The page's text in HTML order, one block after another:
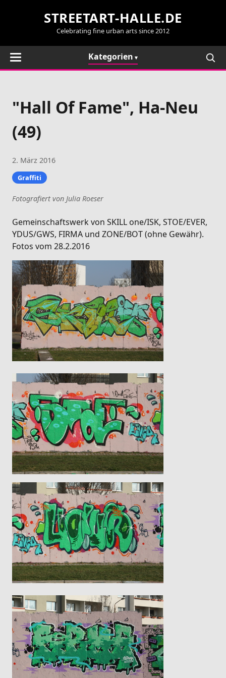
STREETART-HALLE.DE
Celebrating fine urban arts since 2012
Kategorien
"Hall Of Fame", Ha-Neu
(49)
2. März 2016
Graffiti
Fotografiert von Julia Roeser
Gemeinschaftswerk von SKILL one/ISK, STOE/EVER,
YDUS/GWS, FIRMA und ZONE/BOT (ohne Gewähr).
Fotos vom 28.2.2016